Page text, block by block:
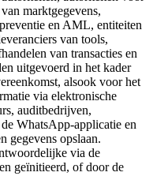
marktgegevens,
en AML, entiteiten
van tools,
van transacties en
uitgevoerd in het kader
alsook voor het
via elektronische
auditbedrijven,
WhatsApp-applicatie en
gegevens opslaan.
via de
geïnitieerd, of door de